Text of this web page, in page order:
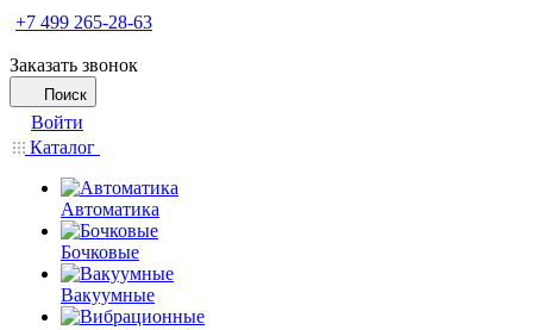
+7 499 265-28-63
Заказать звонок
Поиск
Войти
Каталог
Автоматика
Бочковые
Вакуумные